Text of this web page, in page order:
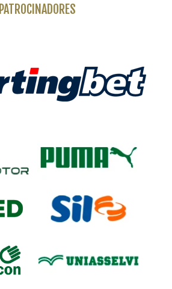
PATROCINADORES